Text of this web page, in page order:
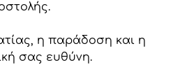
η παράδοση και η
σας ευθύνη.